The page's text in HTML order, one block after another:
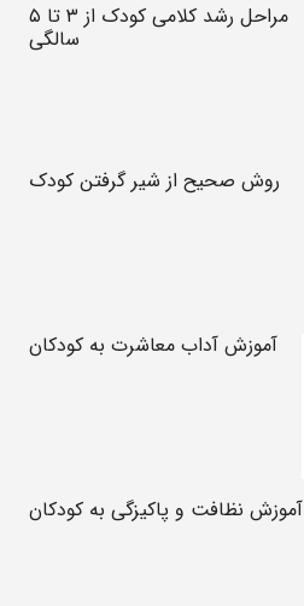
مراحل رشد کلامی کودک از ۳ تا ۵
سالگی
روش صحیح از شیر گرفتن کودک
آموزش آداب معاشرت به کودکان
آموزش نظافت و پاکیزگی به کودکان